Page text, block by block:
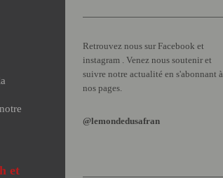
et
Retrouvez nous sur Facebook et
instagram . Venez nous soutenir et
suivre notre actualité en s'abonnant à
nos pages.
@lemondedusafran